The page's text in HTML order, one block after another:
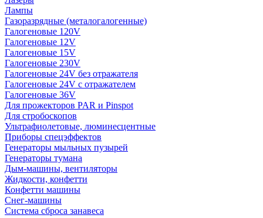
Лампы
Газоразрядные (металогалогенные)
Галогеновые 120V
Галогеновые 12V
Галогеновые 15V
Галогеновые 230V
Галогеновые 24V без отражателя
Галогеновые 24V с отражателем
Галогеновые 36V
Для прожекторов PAR и Pinspot
Для стробоскопов
Ультрафиолетовые, люминесцентные
Приборы спецэффектов
Генераторы мыльных пузырей
Генераторы тумана
Дым-машины, вентиляторы
Жидкости, конфетти
Конфетти машины
Снег-машины
Система сброса занавеса